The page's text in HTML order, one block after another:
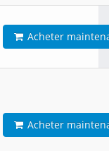
Acheter
Acheter